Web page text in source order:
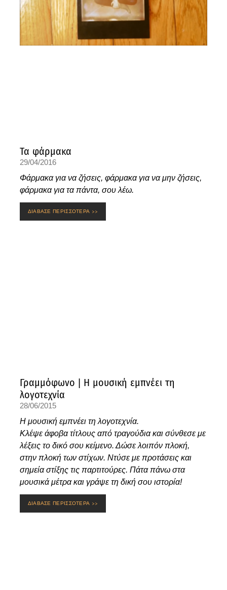
Τα φάρμακα
29/04/2016
Φάρμακα για να ζήσεις, φάρμακα για να μην ζήσεις,
φάρμακα για τα πάντα, σου λέω.
ΔΙΑΒΑΣΕ ΠΕΡΙΣΣΟΤΕΡΑ >>
Γραμμόφωνο | Η μουσική εμπνέει τη
λογοτεχνία
28/06/2015
Η μουσική εμπνέει τη λογοτεχνία.
Κλέψε άφοβα τίτλους από τραγούδια και σύνθεσε με
λέξεις το δικό σου κείμενο. Δώσε λοιπόν πλοκή,
στην πλοκή των στίχων. Ντύσε με προτάσεις και
σημεία στίξης τις παρτιτούρες. Πάτα πάνω στα
μουσικά μέτρα και γράψε τη δική σου ιστορία!
ΔΙΑΒΑΣΕ ΠΕΡΙΣΣΟΤΕΡΑ >>